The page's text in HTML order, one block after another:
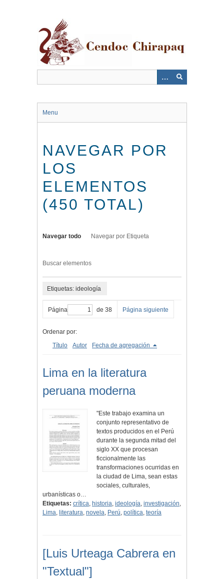
Menu
NAVEGAR POR
LOS
ELEMENTOS
(450 TOTAL)
Navegar todo Navegar por Etiqueta
Buscar elementos
Etiquetas: ideología
Página de 38 Página siguiente
Ordenar por:
Título
Autor Fecha de agregación
Lima en la literatura
peruana moderna
"Este trabajo examina un
conjunto representativo de
textos producidos en el Perú
durante la segunda mitad del
siglo XX que procesan
ficcionalmente las
transformaciones ocurridas en
la ciudad de Lima, sean estas
sociales, culturales,
urbanísticas o…
Etiquetas: crítica, historia, ideología, investigación,
Lima, literatura, novela, Perú, política, teoría
[Luis Urteaga Cabrera en
"Textual"]